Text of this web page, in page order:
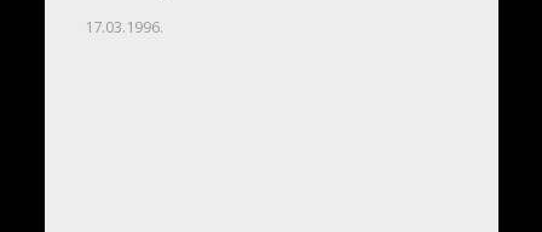
17.03.1996.